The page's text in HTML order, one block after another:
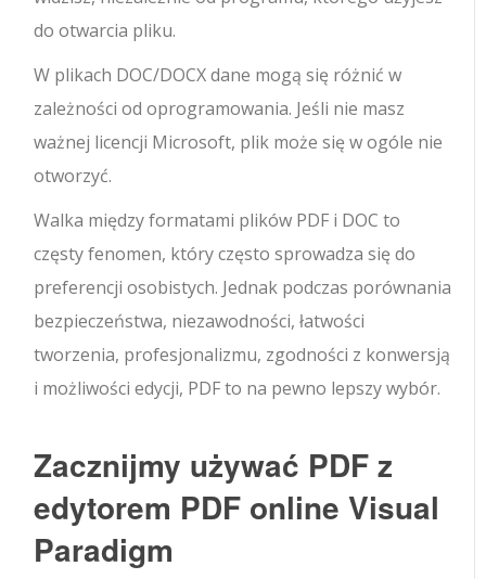
do otwarcia pliku.
W plikach DOC/DOCX dane mogą się różnić w
zależności od oprogramowania. Jeśli nie masz
ważnej licencji Microsoft, plik może się w ogóle nie
otworzyć.
Walka między formatami plików PDF i DOC to
częsty fenomen, który często sprowadza się do
preferencji osobistych. Jednak podczas porównania
bezpieczeństwa, niezawodności, łatwości
tworzenia, profesjonalizmu, zgodności z konwersją
i możliwości edycji, PDF to na pewno lepszy wybór.
Zacznijmy używać PDF z
edytorem PDF online Visual
Paradigm